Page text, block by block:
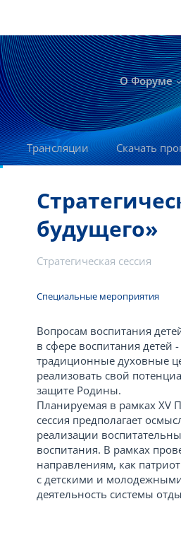
О Форуме
Трансляции Скачать
будущего»
Стратегическая сессия
Специальные мероприятия
Вопросам воспитания
в сфере воспитания детей
традиционные духовные
реализовать свой
защите Родины.
Планируемая в рамках XV
сессия предполагает
реализации
воспитания. В рамках
направлениям, как
с детскими и
деятельность системы